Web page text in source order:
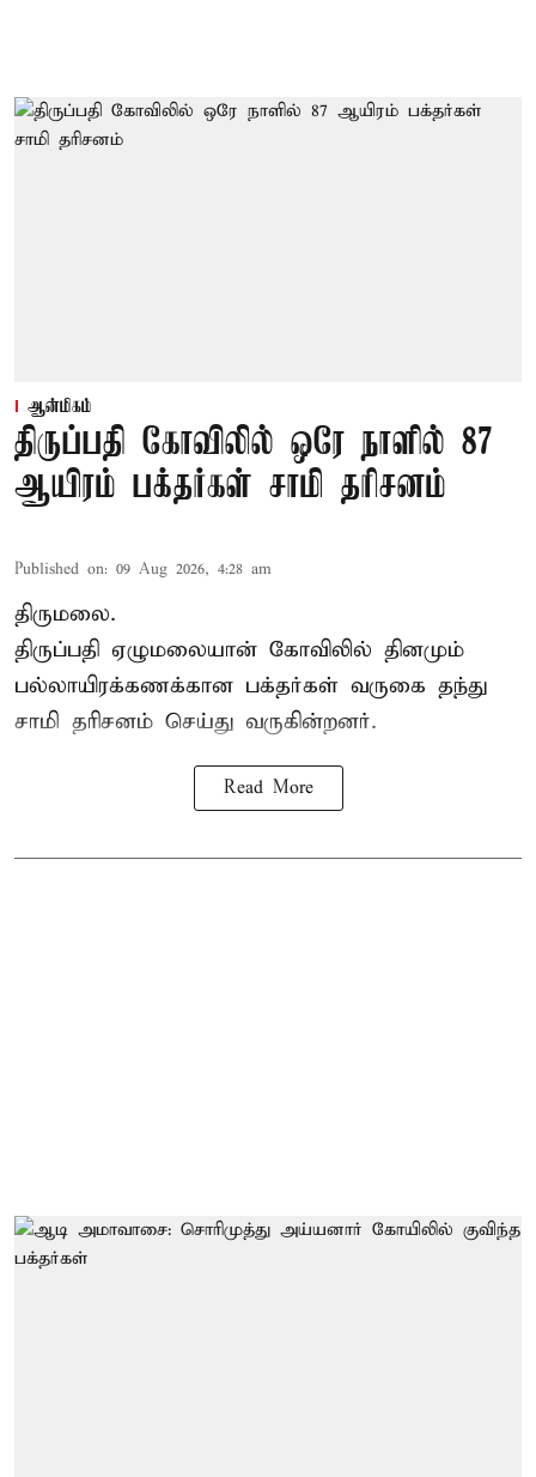
ஆன்மிகம்
திருப்பதி கோவிலில் ஒரே நாளில் 87
ஆயிரம் பக்தர்கள் சாமி தரிசனம்
Published on: 09 Aug 2026, 4:28 am
திருமலை.
திருப்பதி ஏழுமலையான் கோவிலில் தினமும்
பல்லாயிரக்கணக்கான பக்தர்கள் வருகை தந்து
சாமி தரிசனம் செய்து வருகின்றனர்.
Read More